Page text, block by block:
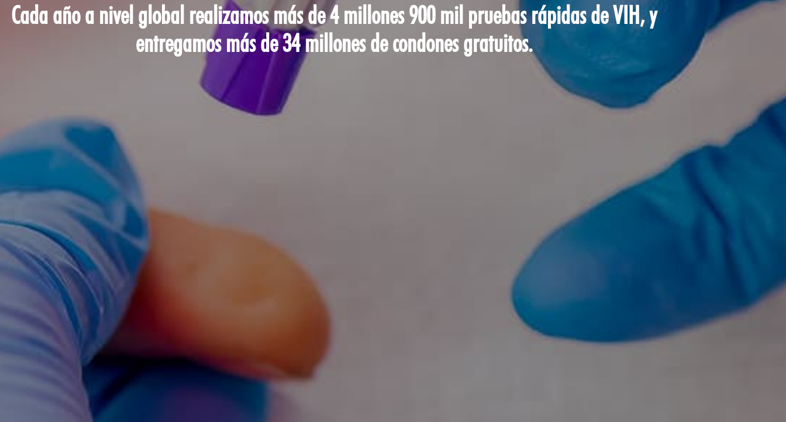
Cada año a nivel global realizamos más de 4 millones 900 mil pruebas rápidas de VIH, y
entregamos más de 34 millones de condones gratuitos.